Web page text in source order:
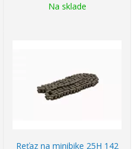
Na sklade
Reťaz na minibike 25H 142